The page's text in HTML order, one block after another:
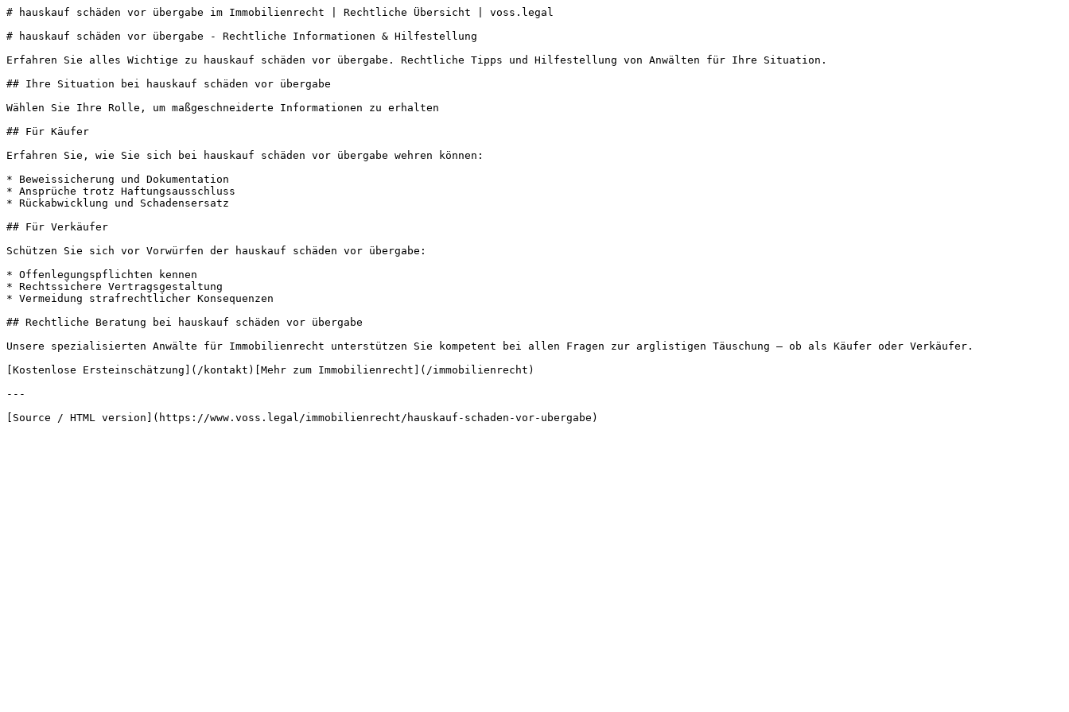
# hauskauf schäden vor übergabe im Immobilienrecht | Rechtliche Übersicht | voss.legal
# hauskauf schäden vor übergabe - Rechtliche Informationen & Hilfestellung
Erfahren Sie alles Wichtige zu hauskauf schäden vor übergabe. Rechtliche Tipps und Hilfestellung von Anwälten für Ihre Situation.
## Ihre Situation bei hauskauf schäden vor übergabe
Wählen Sie Ihre Rolle, um maßgeschneiderte Informationen zu erhalten
## Für Käufer
Erfahren Sie, wie Sie sich bei hauskauf schäden vor übergabe wehren können:
* Beweissicherung und Dokumentation
* Ansprüche trotz Haftungsausschluss
* Rückabwicklung und Schadensersatz
## Für Verkäufer
Schützen Sie sich vor Vorwürfen der hauskauf schäden vor übergabe:
* Offenlegungspflichten kennen
* Rechtssichere Vertragsgestaltung
* Vermeidung strafrechtlicher Konsequenzen
## Rechtliche Beratung bei hauskauf schäden vor übergabe
Unsere spezialisierten Anwälte für Immobilienrecht unterstützen Sie kompetent bei allen Fragen zur arglistigen Täuschung – ob als Käufer oder Verkäufer.
[Kostenlose Ersteinschätzung](/kontakt)[Mehr zum Immobilienrecht](/immobilienrecht)
---